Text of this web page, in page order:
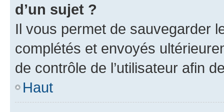
d’un sujet ?
Il vous permet de sauvegarder
complétés et envoyés
de contrôle de l’utilisateur afin
Haut